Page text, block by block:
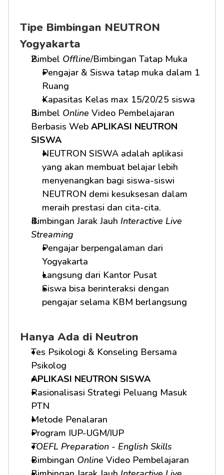
Tipe Bimbingan NEUTRON
Yogyakarta
Bimbel Offline/Bimbingan Tatap Muka
Pengajar & Siswa tatap muka dalam 1
Ruang
Kapasitas Kelas max 15/20/25 siswa
Bimbel Online Video Pembelajaran
Berbasis Web APLIKASI NEUTRON
SISWA
NEUTRON SISWA adalah aplikasi
yang akan membuat belajar lebih
menyenangkan bagi siswa-siswi
NEUTRON demi kesuksesan dalam
meraih prestasi dan cita-cita.
Bimbingan Jarak Jauh Interactive Live
Streaming
Pengajar berpengalaman dari
Yogyakarta
Langsung dari Kantor Pusat
Siswa bisa berinteraksi dengan
pengajar selama KBM berlangsung
Hanya Ada di Neutron
Tes Psikologi & Konseling Bersama
Psikolog
APLIKASI NEUTRON SISWA
Rasionalisasi Strategi Peluang Masuk
PTN
Metode Penalaran
Program IUP-UGM/IUP
TOEFL Preparation - English Skills
Bimbingan Online Video Pembelajaran